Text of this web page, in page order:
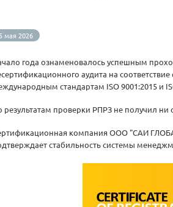
5 мая 2026
года ознаменовалось успешным
аудита на
стандартам ISO 9001:2015 и
результатам проверки РПРЗ не получил ни
компания ООО "САИ
стабильность системы